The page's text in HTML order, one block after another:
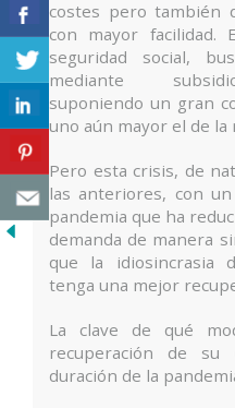
costes pero también
con mayor facilidad.
seguridad social,
mediante
suponiendo un gran
uno aún mayor el de la
Pero esta crisis, de
las anteriores, con
pandemia que ha
demanda de manera
que la idiosincrasia
tenga una mejor
La clave de qué
recuperación de su
duración de la